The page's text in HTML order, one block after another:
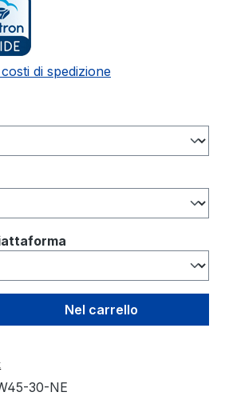
di spedizione
inserisci la
Nel carrello
30-NE